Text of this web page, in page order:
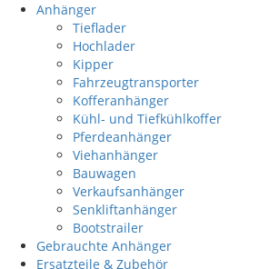
Anhänger
Tieflader
Hochlader
Kipper
Fahrzeugtransporter
Kofferanhänger
Kühl- und Tiefkühlkoffer
Pferdeanhänger
Viehanhänger
Bauwagen
Verkaufsanhänger
Senkliftanhänger
Bootstrailer
Gebrauchte Anhänger
Ersatzteile & Zubehör